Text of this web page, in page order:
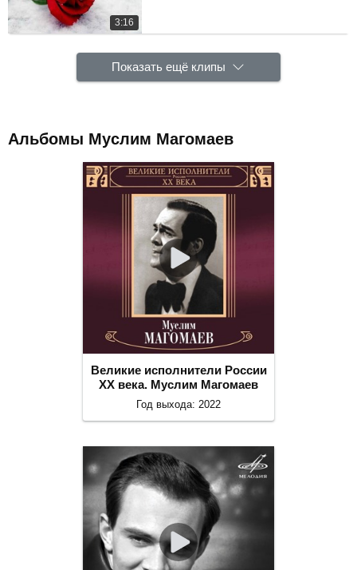
3:16
Показать ещё клипы
Альбомы Муслим Магомаев
Великие исполнители России
ХХ века. Муслим Магомаев
Год выхода: 2022